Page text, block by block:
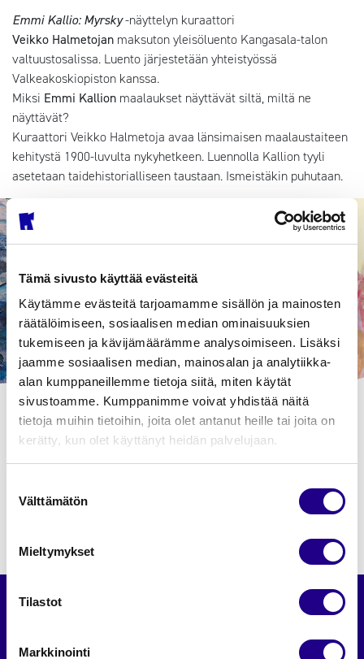
Tämä sivusto käyttää evästeitä
Käytämme evästeitä tarjoamamme sisällön ja mainosten
räätälöimiseen, sosiaalisen median ominaisuuksien
tukemiseen ja kävijämäärämme analysoimiseen. Lisäksi
jaamme sosiaalisen median, mainosalan ja analytiikka-
alan kumppaneillemme tietoja siitä, miten käytät
sivustoamme. Kumppanimme voivat yhdistää näitä
tietoja muihin tietoihin, joita olet antanut heille tai joita on
kerätty, kun olet käyttänyt heidän palvelujaan.
valinta
Välttämätön
Mieltymykset
Tilastot
Markkinointi
Emmi Kallio: Myrsky-näyttelyn kuraattori
Veikko Halmetojan maksuton yleisöluento Kangasala-talon
valtuustosalissa. Luento järjestetään yhteistyössä
Valkeakoskiopiston kanssa.
Miksi Emmi Kallion maalaukset näyttävät siltä, miltä ne
näyttävät?
Kuraattori Veikko Halmetoja avaa länsimaisen maalaustaiteen
kehitystä 1900-luvulta nykyhetkeen. Luennolla Kallion tyyli
asetetaan taidehistorialliseen taustaan. Ismeistäkin puhutaan.
Hyvä tietää
Liput >